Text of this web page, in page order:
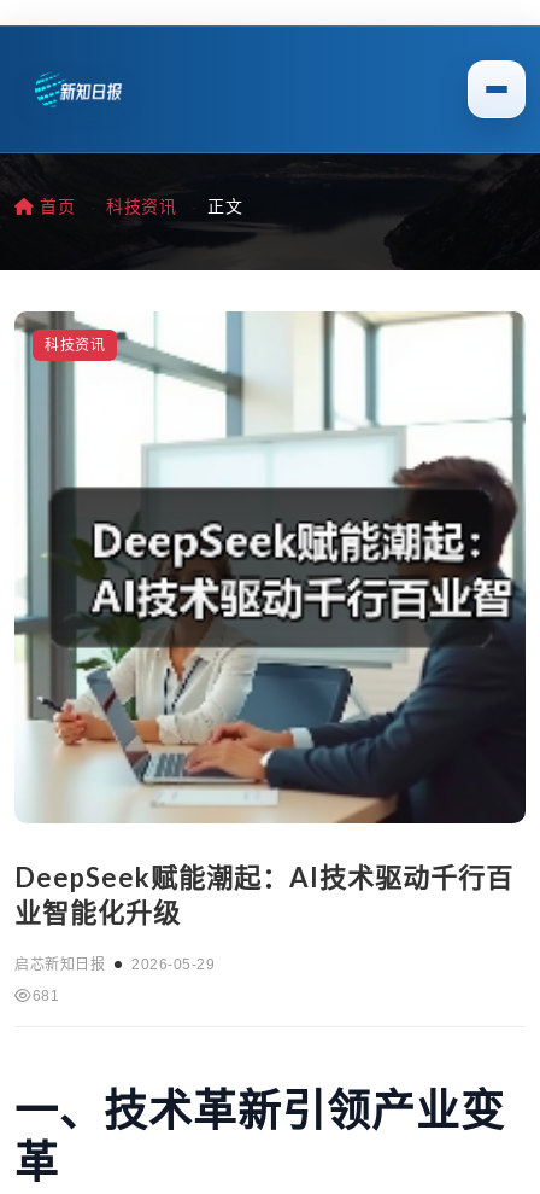
首页 科技资讯 正文
科技资讯
DeepSeek赋能潮起：AI技术驱动千行百
业智能化升级
启芯新知日报
2026-05-29
681
一、 技术革新引领产业变
革